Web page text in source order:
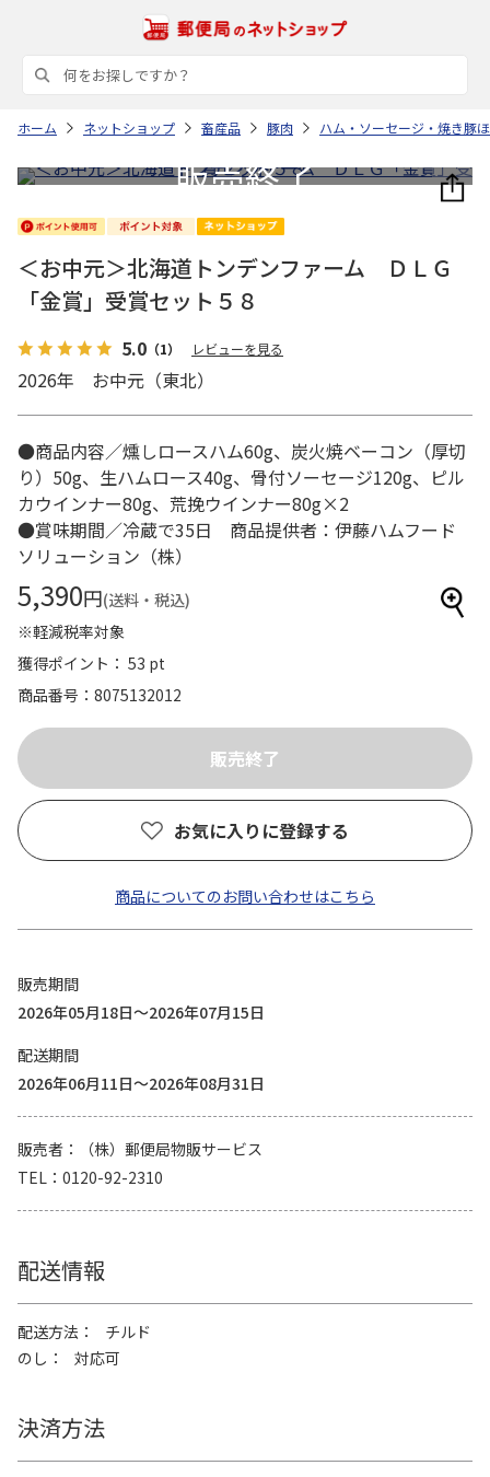
ホーム ネットショップ 畜産品 豚肉 ハム・ソーセージ・焼き豚
＜お中元＞北海道トンデンファーム ＤＬＧ
「金賞」受賞セット５８
5.0 （1） レビューを見る
2026年 お中元（東北）
●商品内容／燻しロースハム60g、炭火焼ベーコン（厚切
り）50g、生ハムロース40g、骨付ソーセージ120g、ピル
カウインナー80g、荒挽ウインナー80g×2
●賞味期間／冷蔵で35日 商品提供者：伊藤ハムフード
ソリューション（株）
5,390円(送料・税込)
※軽減税率対象
獲得ポイント： 53 pt
商品番号
8075132012
お気に入りに登録する
商品についてのお問い合わせはこちら
販売期間
2026年05月18日～2026年07月15日
配送期間
2026年06月11日～2026年08月31日
販売者
（株）郵便局物販サービス
TEL
0120-92-2310
配送情報
配送方法
チルド
のし
対応可
決済方法